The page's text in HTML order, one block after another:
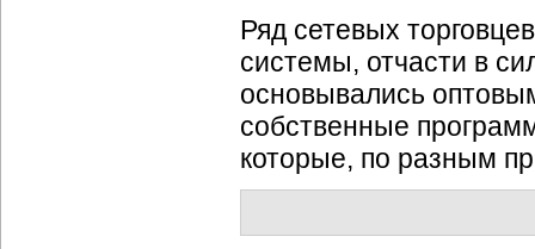
Ряд сетевых
системы, отчасти в
основывались
собственные
которые, по разным